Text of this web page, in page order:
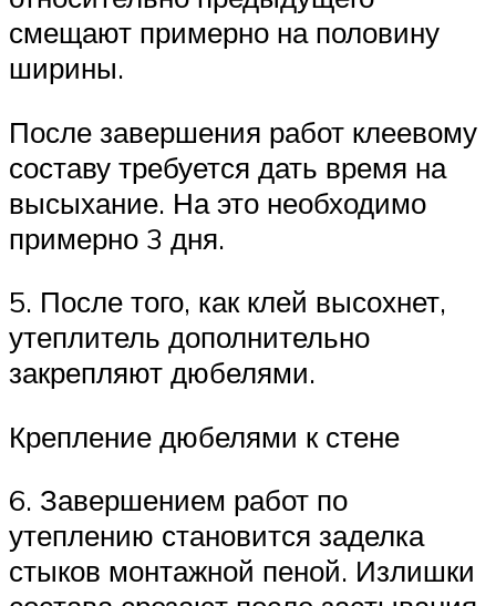
смещают примерно на половину
ширины.
После завершения работ клеевому
составу требуется дать время на
высыхание. На это необходимо
примерно 3 дня.
5. После того, как клей высохнет,
утеплитель дополнительно
закрепляют дюбелями.
Крепление дюбелями к стене
6. Завершением работ по
утеплению становится заделка
стыков монтажной пеной. Излишки